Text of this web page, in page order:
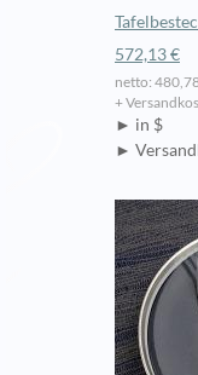
572,13 €
netto:
+
► in $
►